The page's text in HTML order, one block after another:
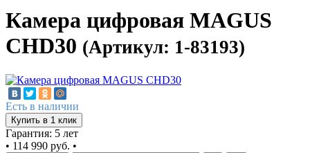
Камера цифровая MAGUS
CHD30 (Артикул: 1-83193)
Есть в наличии
Купить в 1 клик
Гарантия: 5 лет
• 114 990 руб. •